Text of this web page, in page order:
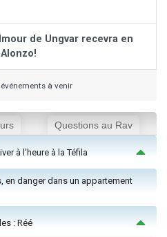
de Ungvar recevra en
à venir
Questions au Rav
à l'heure à la Téfila
en danger dans un appartement
: Réé